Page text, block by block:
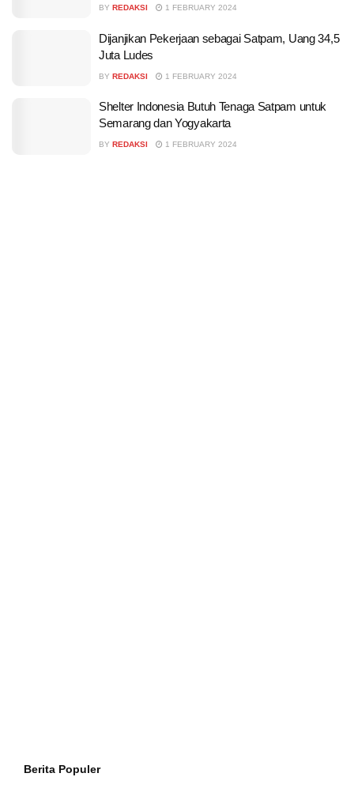
BY REDAKSI 1 FEBRUARY 2024
Dijanjikan Pekerjaan sebagai Satpam, Uang 34,5
Juta Ludes
BY REDAKSI 1 FEBRUARY 2024
Shelter Indonesia Butuh Tenaga Satpam untuk
Semarang dan Yogyakarta
BY REDAKSI 1 FEBRUARY 2024
Berita Populer